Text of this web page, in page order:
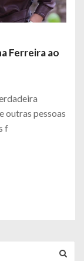
Ferreira ao
outras pessoas
f